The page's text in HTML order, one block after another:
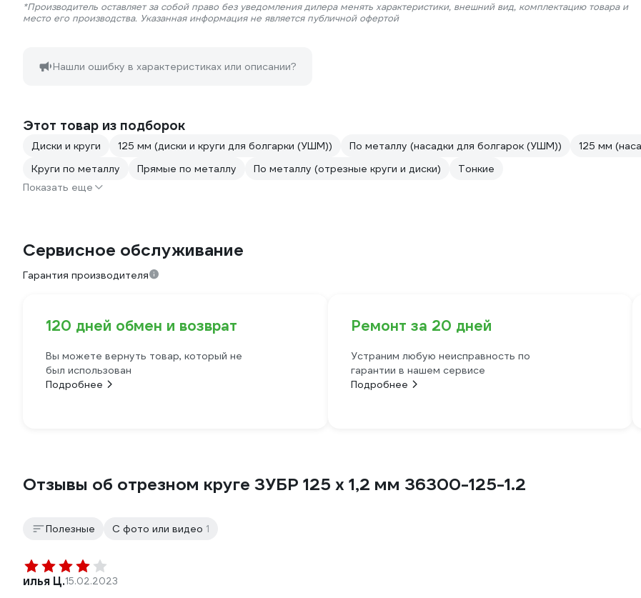
*Производитель оставляет за собой право без уведомления дилера менять характеристики, внешний вид, комплектацию товара и
место его производства. Указанная информация не является публичной офертой
Нашли ошибку в характеристиках или описании?
Этот товар из подборок
Диски и круги 125 мм (диски и круги для болгарки (УШМ)) По металлу (насадки для болгарок (УШМ)) 125 мм
Круги по металлу
Прямые по металлу По металлу (отрезные круги и диски)
Тонкие
Показать еще
Сервисное обслуживание
Гарантия производителя
120 дней обмен и возврат
Вы можете вернуть товар, который не
был использован
Подробнее
Ремонт за 20 дней
Устраним любую неисправность по
гарантии в нашем сервисе
Подробнее
Отзывы об отрезном круге ЗУБР 125 x 1,2 мм 36300-125-1.2
Полезные С фото или видео 1
илья Ц.15.02.2023